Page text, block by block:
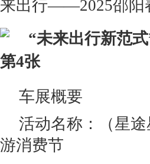
来出行——2025邵阳
车展概要
活动名称：（星
游消费节